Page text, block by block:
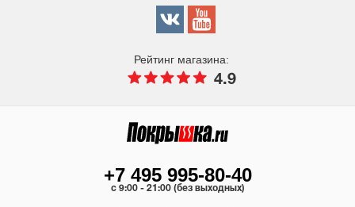
Рейтинг магазина:
4.9
+7 495 995-80-40
c 9:00 - 21:00 (без выходных)